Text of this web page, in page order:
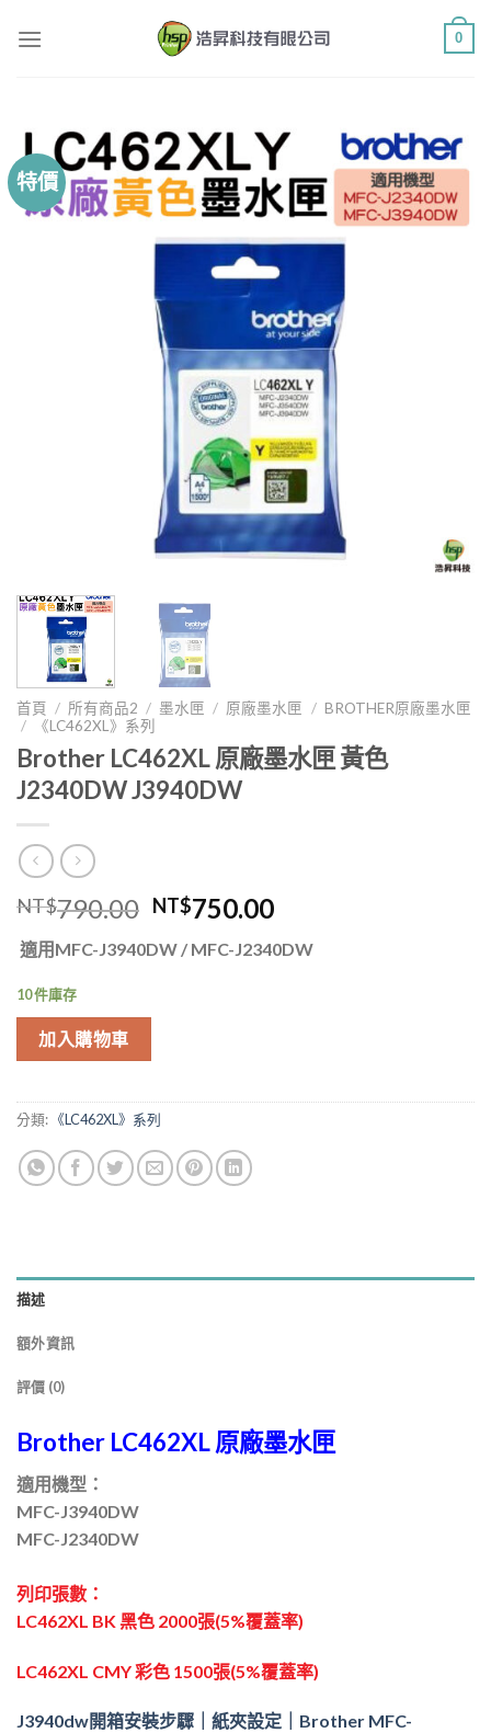
0
特價
首頁 / 所有商品2 / 墨水匣 / 原廠墨水匣 / BROTHER原廠墨水匣
/
《LC462XL》系列
Brother LC462XL 原廠墨水匣 黃色
J2340DW J3940DW
NT$790.00 原
價
NT$750.00目
價
適用MFC-J3940DW / MFC-J2340DW
10 件庫存
加入購物車
分類: 《LC462XL》系列
描述
額外資訊
評價 (0)
Brother LC462XL 原廠墨水匣
適用機型：
MFC-J3940DW
MFC-J2340DW
列印張數：
LC462XL BK 黑色 2000張(5%覆蓋率)
LC462XL CMY 彩色 1500張(5%覆蓋率)
J3940dw開箱安裝步驟｜紙夾設定｜Brother MFC-